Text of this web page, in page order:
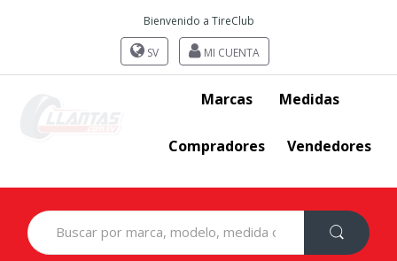
Bienvenido a TireClub
SV MI CUENTA
Marcas Medidas
Compradores Vendedores
Search
for: